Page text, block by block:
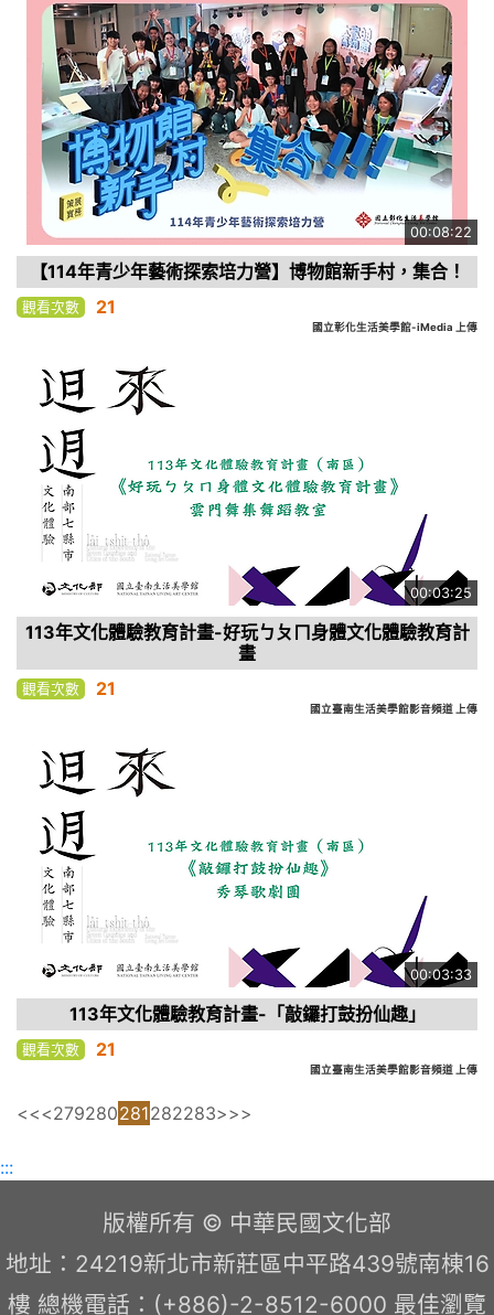
00:08:22
【114年青少年藝術探索培力營】博物館新手村，集合！
觀看次數 21
國立彰化生活美學館-iMedia 上傳
00:03:25
113年文化體驗教育計畫-好玩ㄅㄆㄇ身體文化體驗教育計
畫
觀看次數 21
國立臺南生活美學館影音頻道 上傳
00:03:33
113年文化體驗教育計畫-「敲鑼打鼓扮仙趣」
觀看次數 21
國立臺南生活美學館影音頻道 上傳
<<<279280281282283>>>
:::
版權所有 © 中華民國文化部
地址：24219新北市新莊區中平路439號南棟16
樓 總機電話：(+886)-2-8512-6000 最佳瀏覽